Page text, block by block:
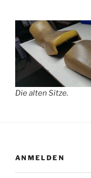
Die alten Sitze.
ANMELDEN